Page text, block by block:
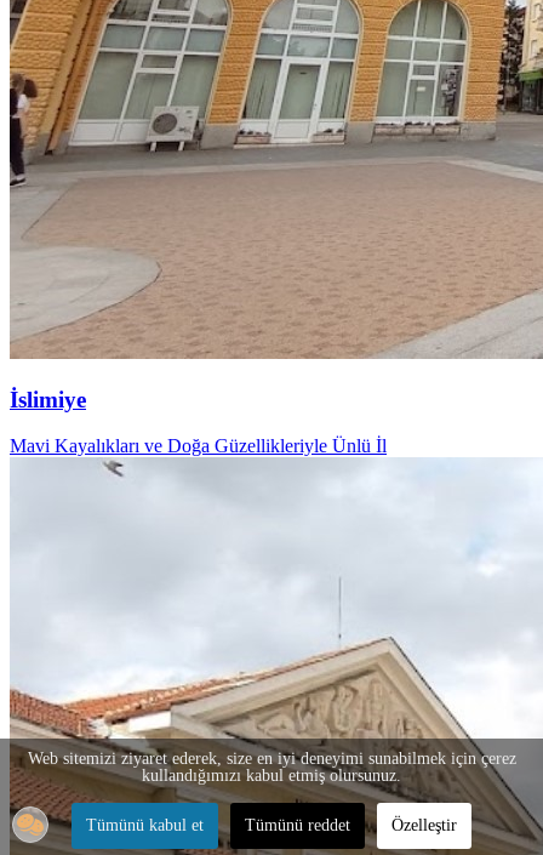
İslimiye
Mavi Kayalıkları ve Doğa Güzellikleriyle Ünlü İl
Web sitemizi ziyaret ederek, size en iyi deneyimi sunabilmek için çerez
kullandığımızı kabul etmiş olursunuz.
Tümünü kabul et Tümünü reddet Özelleştir